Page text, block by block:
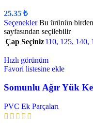
25.35 ₺
Seçenekler Bu ürünün
sayfasından seçilebilir
Çap Seçiniz110, 125, 140,
Hızlı görünüm
Favori listesine ekle
Somunlu Ağır Yük
PVC Ek Parçaları